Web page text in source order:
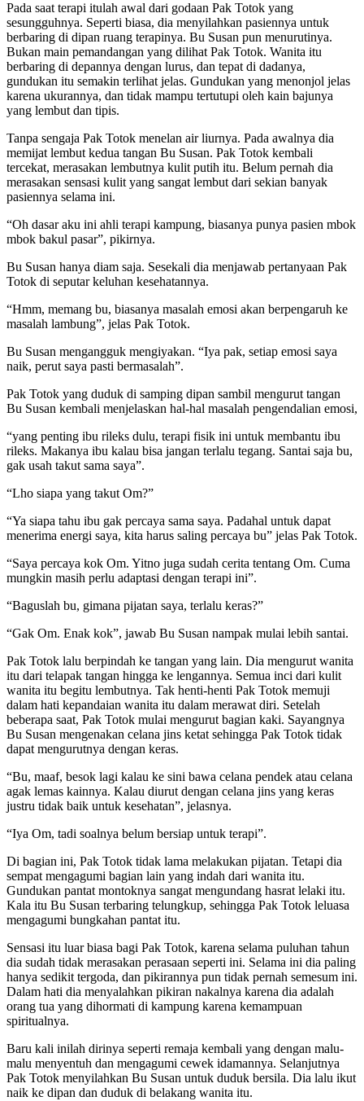
Pada saat terapi itulah awal dari godaan Pak Totok yang
sesungguhnya. Seperti biasa, dia menyilahkan pasiennya untuk
berbaring di dipan ruang terapinya. Bu Susan pun menurutinya.
Bukan main pemandangan yang dilihat Pak Totok. Wanita itu
berbaring di depannya dengan lurus, dan tepat di dadanya,
gundukan itu semakin terlihat jelas. Gundukan yang menonjol jelas
karena ukurannya, dan tidak mampu tertutupi oleh kain bajunya
yang lembut dan tipis.
Tanpa sengaja Pak Totok menelan air liurnya. Pada awalnya dia
memijat lembut kedua tangan Bu Susan. Pak Totok kembali
tercekat, merasakan lembutnya kulit putih itu. Belum pernah dia
merasakan sensasi kulit yang sangat lembut dari sekian banyak
pasiennya selama ini.
“Oh dasar aku ini ahli terapi kampung, biasanya punya pasien mbok
mbok bakul pasar”, pikirnya.
Bu Susan hanya diam saja. Sesekali dia menjawab pertanyaan Pak
Totok di seputar keluhan kesehatannya.
“Hmm, memang bu, biasanya masalah emosi akan berpengaruh ke
masalah lambung”, jelas Pak Totok.
Bu Susan mengangguk mengiyakan. “Iya pak, setiap emosi saya
naik, perut saya pasti bermasalah”.
Pak Totok yang duduk di samping dipan sambil mengurut tangan
Bu Susan kembali menjelaskan hal-hal masalah pengendalian emosi,
“yang penting ibu rileks dulu, terapi fisik ini untuk membantu ibu
rileks. Makanya ibu kalau bisa jangan terlalu tegang. Santai saja bu,
gak usah takut sama saya”.
“Lho siapa yang takut Om?”
“Ya siapa tahu ibu gak percaya sama saya. Padahal untuk dapat
menerima energi saya, kita harus saling percaya bu” jelas Pak Totok.
“Saya percaya kok Om. Yitno juga sudah cerita tentang Om. Cuma
mungkin masih perlu adaptasi dengan terapi ini”.
“Baguslah bu, gimana pijatan saya, terlalu keras?”
“Gak Om. Enak kok”, jawab Bu Susan nampak mulai lebih santai.
Pak Totok lalu berpindah ke tangan yang lain. Dia mengurut wanita
itu dari telapak tangan hingga ke lengannya. Semua inci dari kulit
wanita itu begitu lembutnya. Tak henti-henti Pak Totok memuji
dalam hati kepandaian wanita itu dalam merawat diri. Setelah
beberapa saat, Pak Totok mulai mengurut bagian kaki. Sayangnya
Bu Susan mengenakan celana jins ketat sehingga Pak Totok tidak
dapat mengurutnya dengan keras.
“Bu, maaf, besok lagi kalau ke sini bawa celana pendek atau celana
agak lemas kainnya. Kalau diurut dengan celana jins yang keras
justru tidak baik untuk kesehatan”, jelasnya.
“Iya Om, tadi soalnya belum bersiap untuk terapi”.
Di bagian ini, Pak Totok tidak lama melakukan pijatan. Tetapi dia
sempat mengagumi bagian lain yang indah dari wanita itu.
Gundukan pantat montoknya sangat mengundang hasrat lelaki itu.
Kala itu Bu Susan terbaring telungkup, sehingga Pak Totok leluasa
mengagumi bungkahan pantat itu.
Sensasi itu luar biasa bagi Pak Totok, karena selama puluhan tahun
dia sudah tidak merasakan perasaan seperti ini. Selama ini dia paling
hanya sedikit tergoda, dan pikirannya pun tidak pernah semesum ini.
Dalam hati dia menyalahkan pikiran nakalnya karena dia adalah
orang tua yang dihormati di kampung karena kemampuan
spiritualnya.
Baru kali inilah dirinya seperti remaja kembali yang dengan malu-
malu menyentuh dan mengagumi cewek idamannya. Selanjutnya
Pak Totok menyilahkan Bu Susan untuk duduk bersila. Dia lalu ikut
naik ke dipan dan duduk di belakang wanita itu.